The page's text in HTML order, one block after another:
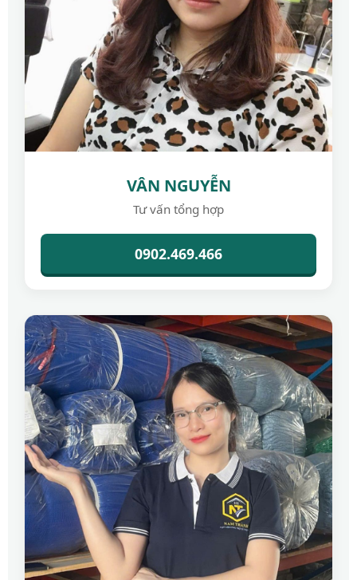
VÂN NGUYỄN
Tư vấn tổng hợp
0902.469.466